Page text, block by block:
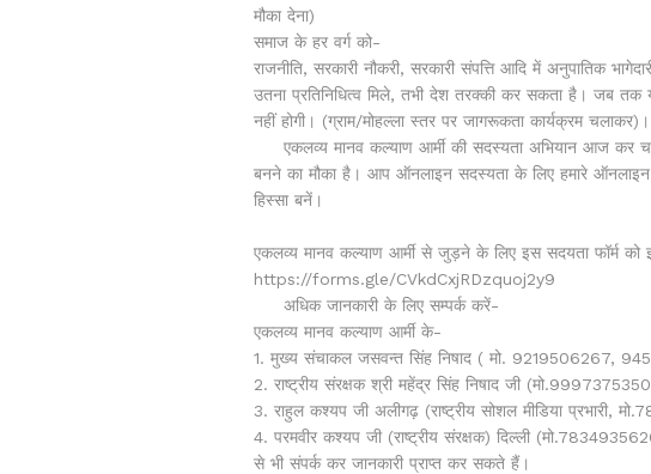
मौका देना)
समाज के हर वर्ग को-
राजनीति, सरकारी नौकरी, सरकारी संपत्ति आदि में अनुपातिक
उतना प्रतिनिधित्व मिले, तभी देश तरक्की कर सकता है। जब तक
नहीं होगी। (ग्राम/मोहल्ला स्तर पर जागरूकता कार्यक्रम चलाकर)।
एकलव्य मानव कल्याण आर्मी की सदस्यता अभियान आज कर
बनने का मौका है। आप ऑनलाइन सदस्यता के लिए हमारे
हिस्सा बनें।
एकलव्य मानव कल्याण आर्मी से जुड़ने के लिए इस सदयता फॉर्म
https://forms.gle/CVkdCxjRDzquoj2y9
अधिक जानकारी के लिए सम्पर्क करें-
एकलव्य मानव कल्याण आर्मी के-
1. मुख्य संचाकल जसवन्त सिंह निषाद ( मो. 9219506267,
2. राष्ट्रीय संरक्षक श्री महेंद्र सिंह निषाद जी
3. राहुल कश्यप जी अलीगढ़ (राष्ट्रीय सोशल मीडिया प्रभारी,
4. परमवीर कश्यप जी (राष्ट्रीय संरक्षक) दिल्ली
से भी संपर्क कर जानकारी प्राप्त कर सकते हैं।